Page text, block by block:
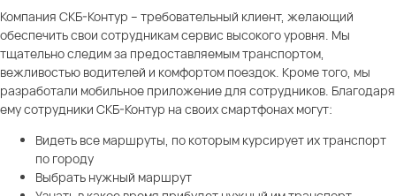
Компания СКБ-Контур – требовательный клиент, желающий
обеспечить свои сотрудникам сервис высокого уровня. Мы
тщательно следим за предоставляемым транспортом,
вежливостью водителей и комфортом поездок. Кроме того, мы
разработали мобильное приложение для сотрудников. Благодаря
ему сотрудники СКБ-Контур на своих смартфонах могут:
Видеть все маршруты, по которым курсирует их транспорт
по городу
Выбрать нужный маршрут